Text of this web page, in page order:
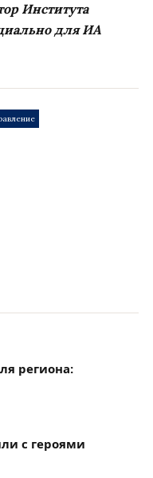
Института
для ИА
региона:
с героями